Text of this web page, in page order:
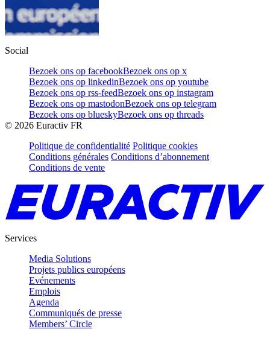
Social
Bezoek ons op facebookBezoek ons op x
Bezoek ons op linkedinBezoek ons op youtube
Bezoek ons op rss-feedBezoek ons op instagram
Bezoek ons op mastodonBezoek ons op telegram
Bezoek ons op blueskyBezoek ons op threads
© 2026 Euractiv FR
Politique de confidentialité Politique cookies
Conditions générales Conditions d’abonnement
Conditions de vente
Services
Media Solutions
Projets publics européens
Evénements
Emplois
Agenda
Communiqués de presse
Members’ Circle